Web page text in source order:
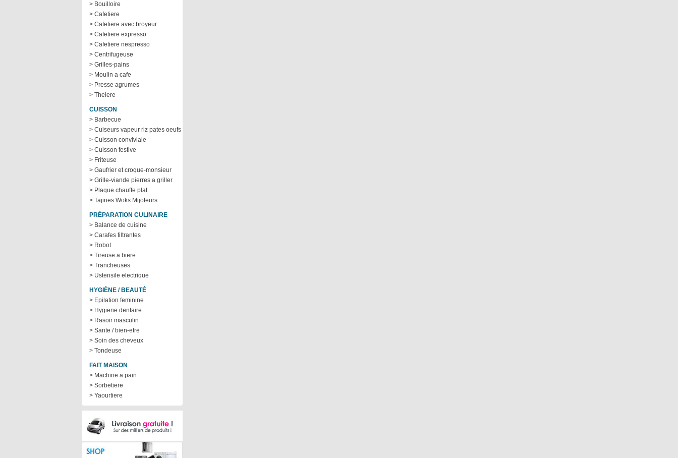
> Bouilloire
> Cafetiere
> Cafetiere avec broyeur
> Cafetiere expresso
> Cafetiere nespresso
> Centrifugeuse
> Grilles-pains
> Moulin a cafe
> Presse agrumes
> Theiere
CUISSON
> Barbecue
> Cuiseurs vapeur riz pates oeufs
> Cuisson conviviale
> Cuisson festive
> Friteuse
> Gaufrier et croque-monsieur
> Grille-viande pierres a griller
> Plaque chauffe plat
> Tajines Woks Mijoteurs
PRÉPARATION CULINAIRE
> Balance de cuisine
> Carafes filtrantes
> Robot
> Tireuse a biere
> Trancheuses
> Ustensile electrique
HYGIÈNE / BEAUTÉ
> Epilation feminine
> Hygiene dentaire
> Rasoir masculin
> Sante / bien-etre
> Soin des cheveux
> Tondeuse
FAIT MAISON
> Machine a pain
> Sorbetiere
> Yaourtiere